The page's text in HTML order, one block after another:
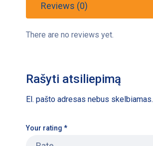
Reviews (0)
There are no reviews yet.
Rašyti atsiliepimą
El. pašto adresas nebus skelbiamas.
Your rating *